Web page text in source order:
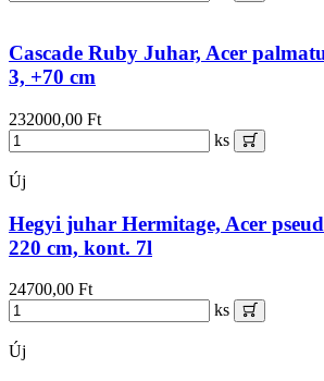
Cascade Ruby Juhar, Acer
3, +70 cm
232000,00 Ft
ks
Új
Hegyi juhar Hermitage, Acer
220 cm, kont. 7l
24700,00 Ft
ks
Új